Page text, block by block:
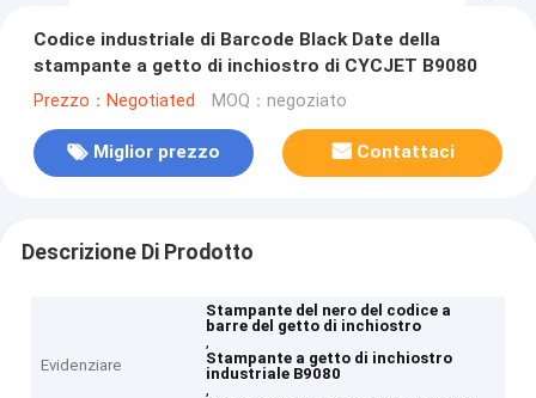
Codice industriale di Barcode Black Date della
stampante a getto di inchiostro di CYCJET B9080
Prezzo：Negotiated MOQ：negoziato
Miglior prezzo Contattaci
Descrizione Di Prodotto
Evidenziare
Stampante del nero del codice a
barre del getto di inchiostro
,
Stampante a getto di inchiostro
industriale B9080
,